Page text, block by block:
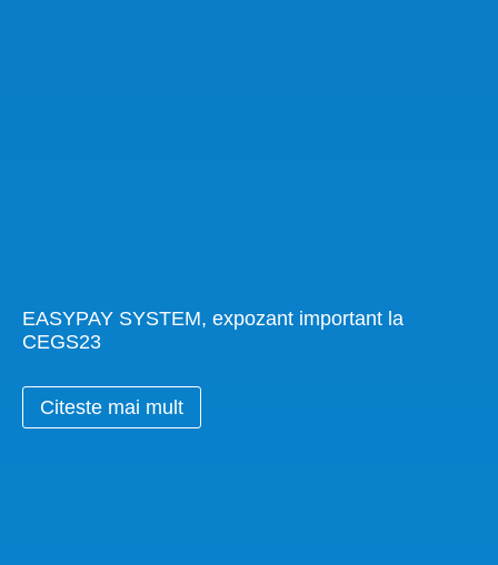
EASYPAY SYSTEM, expozant important la
CEGS23
Citeste mai mult